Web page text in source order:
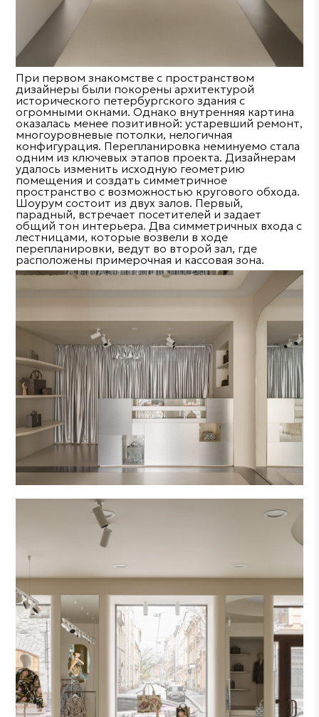
При первом знакомстве с пространством
дизайнеры были покорены архитектурой
исторического петербургского здания с
огромными окнами. Однако внутренняя картина
оказалась менее позитивной: устаревший ремонт,
многоуровневые потолки, нелогичная
конфигурация. Перепланировка неминуемо стала
одним из ключевых этапов проекта. Дизайнерам
удалось изменить исходную геометрию
помещения и создать симметричное
пространство с возможностью кругового обхода.
Шоурум состоит из двух залов. Первый,
парадный, встречает посетителей и задает
общий тон интерьера. Два симметричных входа с
лестницами, которые возвели в ходе
перепланировки, ведут во второй зал, где
расположены примерочная и кассовая зона.